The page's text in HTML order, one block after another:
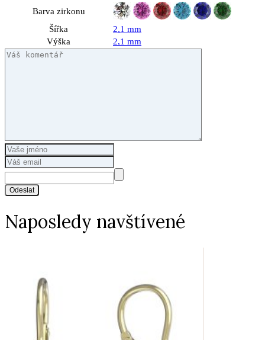
Barva zirkonu
Šířka
2,1 mm
Výška
2,1 mm
Odeslat
Naposledy navštívené